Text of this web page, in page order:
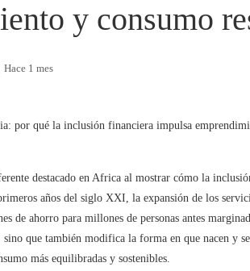
y consumo
Hace 1 mes
destacado en Africa al mostrar cómo la
años del siglo XXI, la expansión de los
de ahorro para millones de personas antes
que también modifica la forma en que nacen y
más equilibradas y sostenibles.